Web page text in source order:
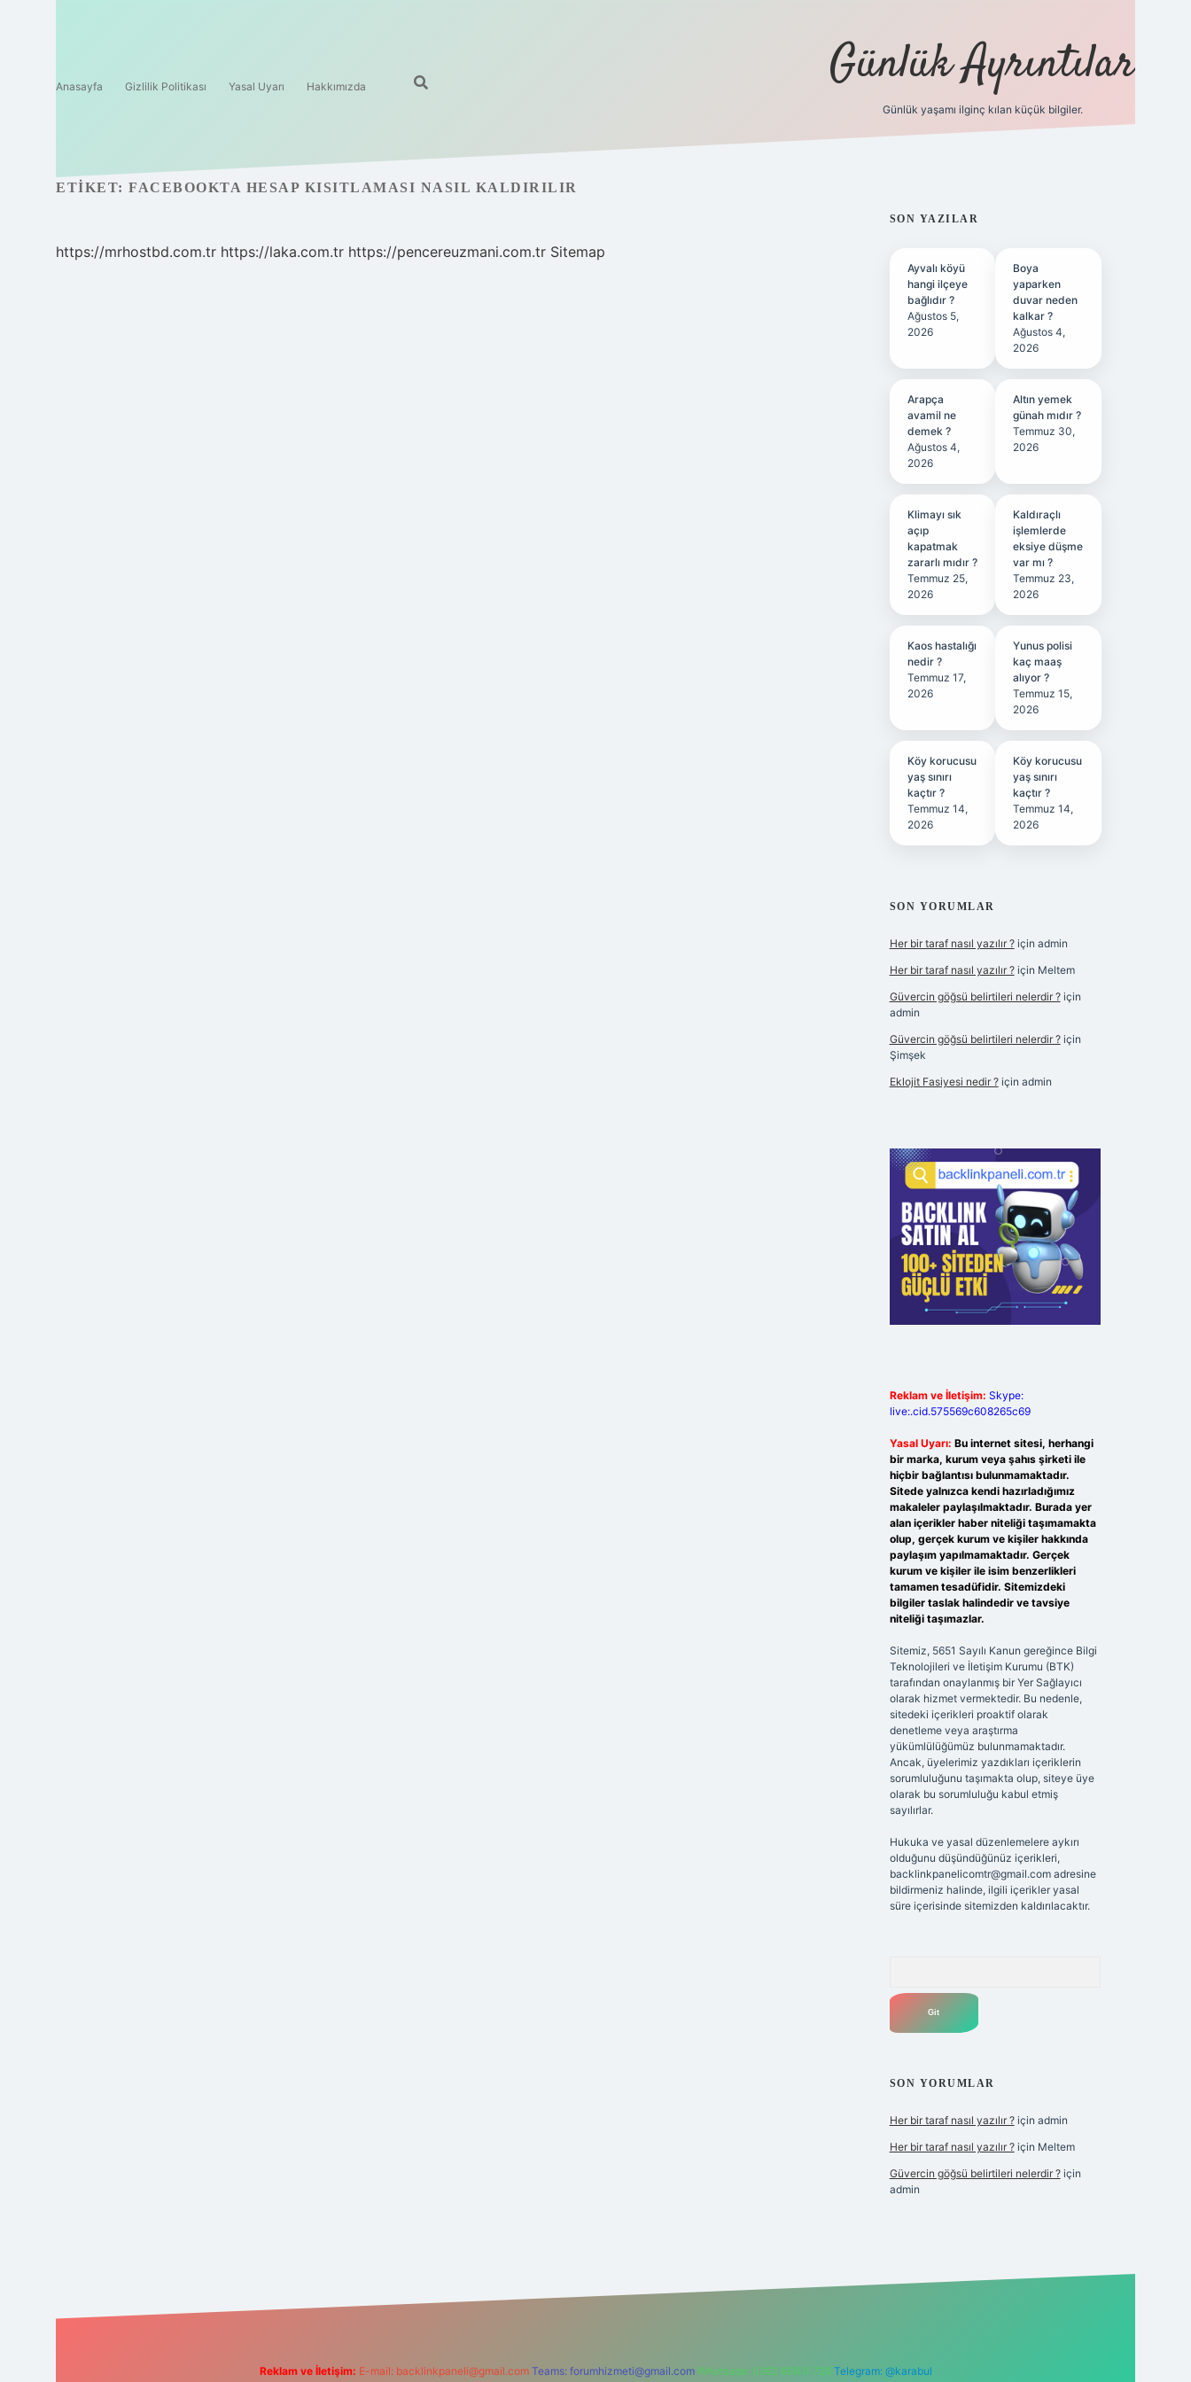
Anasayfa Gizlilik Politikası Yasal Uyarı Hakkımızda Günlük Ayrıntılar
Günlük yaşamı ilginç kılan küçük bilgiler.
ETIKET: FACEBOOKTA HESAP KISITLAMASI NASIL KALDIRILIR
https://mrhostbd.com.tr https://laka.com.tr https://pencereuzmani.com.tr Sitemap
SIDEBAR
SON YAZILAR
Ayvalı köyü
hangi ilçeye
bağlıdır ?
Ağustos 5,
2026
Boya
yaparken
duvar neden
kalkar ?
Ağustos 4,
2026
Arapça
avamil ne
demek ?
Ağustos 4,
2026
Altın yemek
günah mıdır ?
Temmuz 30,
2026
Klimayı sık
açıp
kapatmak
zararlı mıdır ?
Temmuz 25,
2026
Kaldıraçlı
işlemlerde
eksiye düşme
var mı ?
Temmuz 23,
2026
Kaos hastalığı
nedir ?
Temmuz 17,
2026
Yunus polisi
kaç maaş
alıyor ?
Temmuz 15,
2026
Köy korucusu
yaş sınırı
kaçtır ?
Temmuz 14,
2026
Köy korucusu
yaş sınırı
kaçtır ?
Temmuz 14,
2026
SON YORUMLAR
Her bir taraf nasıl yazılır ?için admin
Her bir taraf nasıl yazılır ?için Meltem
Güvercin göğsü belirtileri nelerdir ?için
admin
Güvercin göğsü belirtileri nelerdir ?için
Şimşek
Eklojit Fasiyesi nedir ?için admin
Reklam ve İletişim: Skype:
live:.cid.575569c608265c69
Yasal Uyarı: Bu internet sitesi, herhangi
bir marka, kurum veya şahıs şirketi ile
hiçbir bağlantısı bulunmamaktadır.
Sitede yalnızca kendi hazırladığımız
makaleler paylaşılmaktadır. Burada yer
alan içerikler haber niteliği taşımamakta
olup, gerçek kurum ve kişiler hakkında
paylaşım yapılmamaktadır. Gerçek
kurum ve kişiler ile isim benzerlikleri
tamamen tesadüfidir. Sitemizdeki
bilgiler taslak halindedir ve tavsiye
niteliği taşımazlar.
Sitemiz, 5651 Sayılı Kanun gereğince Bilgi
Teknolojileri ve İletişim Kurumu (BTK)
tarafından onaylanmış bir Yer Sağlayıcı
olarak hizmet vermektedir. Bu nedenle,
sitedeki içerikleri proaktif olarak
denetleme veya araştırma
yükümlülüğümüz bulunmamaktadır.
Ancak, üyelerimiz yazdıkları içeriklerin
sorumluluğunu taşımakta olup, siteye üye
olarak bu sorumluluğu kabul etmiş
sayılırlar.
Hukuka ve yasal düzenlemelere aykırı
olduğunu düşündüğünüz içerikleri,
backlinkpanelicomtr@gmail.comadresine
bildirmeniz halinde, ilgili içerikler yasal
süre içerisinde sitemizden kaldırılacaktır.
SON YORUMLAR
Her bir taraf nasıl yazılır ?için admin
Her bir taraf nasıl yazılır ?için Meltem
Güvercin göğsü belirtileri nelerdir ?için
admin
Reklam ve İletişim: E-mail: backlinkpaneli@gmail.com Teams: forumhizmeti@gmail.com Whatsapp: 0262 606 0 726 Telegram: @karabul